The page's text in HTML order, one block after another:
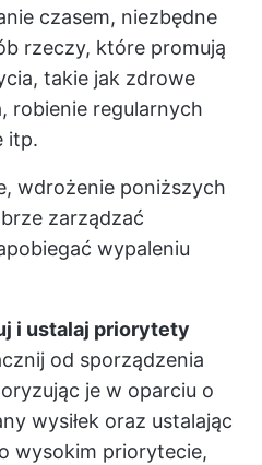
czasem, niezbędne
rzeczy, które promują
takie jak zdrowe
robienie regularnych
itp.
wdrożenie poniższych
zarządzać
wypaleniu
i ustalaj priorytety
od sporządzenia
je w oparciu o
wysiłek oraz ustalając
wysokim priorytecie,